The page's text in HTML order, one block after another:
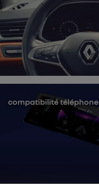
compatibilité téléphone